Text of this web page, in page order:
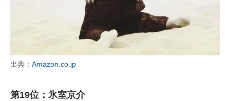
出典： Amazon.co.jp
第19位：氷室京介